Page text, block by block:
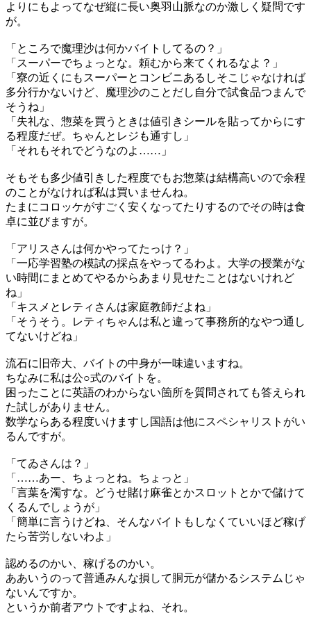
よりにもよってなぜ縦に長い奥羽山脈なのか激しく疑問です
が。
「ところで魔理沙は何かバイトしてるの？」
「スーパーでちょっとな。頼むから来てくれるなよ？」
「寮の近くにもスーパーとコンビニあるしそこじゃなければ
多分行かないけど、魔理沙のことだし自分で試食品つまんで
そうね」
「失礼な、惣菜を買うときは値引きシールを貼ってからにす
る程度だぜ。ちゃんとレジも通すし」
「それもそれでどうなのよ……」
そもそも多少値引きした程度でもお惣菜は結構高いので余程
のことがなければ私は買いませんね。
たまにコロッケがすごく安くなってたりするのでその時は食
卓に並びますが。
「アリスさんは何かやってたっけ？」
「一応学習塾の模試の採点をやってるわよ。大学の授業がな
い時間にまとめてやるからあまり見せたことはないけれど
ね」
「キスメとレティさんは家庭教師だよね」
「そうそう。レティちゃんは私と違って事務所的なやつ通し
てないけどね」
流石に旧帝大、バイトの中身が一味違いますね。
ちなみに私は公○式のバイトを。
困ったことに英語のわからない箇所を質問されても答えられ
た試しがありません。
数学ならある程度いけますし国語は他にスペシャリストがい
るんですが。
「てゐさんは？」
「……あー、ちょっとね。ちょっと」
「言葉を濁すな。どうせ賭け麻雀とかスロットとかで儲けて
くるんでしょうが」
「簡単に言うけどね、そんなバイトもしなくていいほど稼げ
たら苦労しないわよ」
認めるのかい、稼げるのかい。
ああいうのって普通みんな損して胴元が儲かるシステムじゃ
ないんですか。
というか前者アウトですよね、それ。